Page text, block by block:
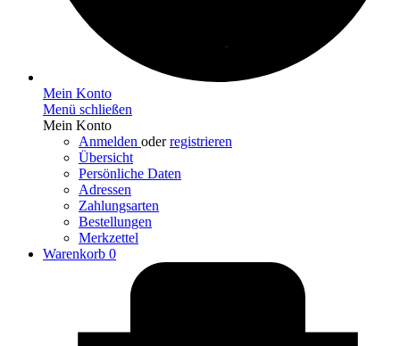
Mein Konto
Menü schließen
Mein Konto
Anmelden oderregistrieren
Übersicht
Persönliche Daten
Adressen
Zahlungsarten
Bestellungen
Merkzettel
Warenkorb 0